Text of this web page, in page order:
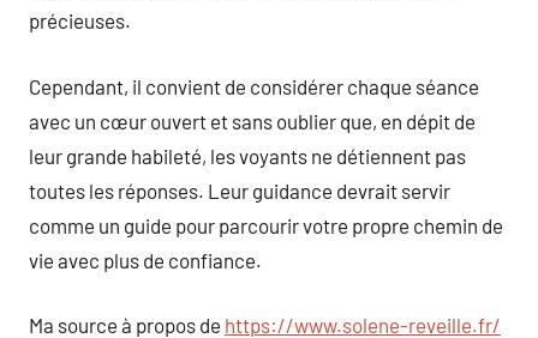
précieuses.
Cependant, il convient de considérer chaque séance
avec un cœur ouvert et sans oublier que, en dépit de
leur grande habileté, les voyants ne détiennent pas
toutes les réponses. Leur guidance devrait servir
comme un guide pour parcourir votre propre chemin de
vie avec plus de confiance.
Ma source à propos de https://www.solene-reveille.fr/